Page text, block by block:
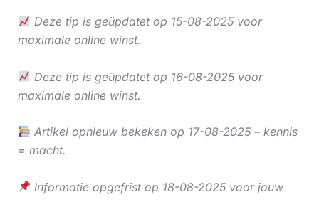
Deze tip is geüpdatet op 15-08-2025 voor
maximale online winst.
Deze tip is geüpdatet op 16-08-2025 voor
maximale online winst.
Artikel opnieuw bekeken op 17-08-2025 – kennis
= macht.
Informatie opgefrist op 18-08-2025 voor jouw